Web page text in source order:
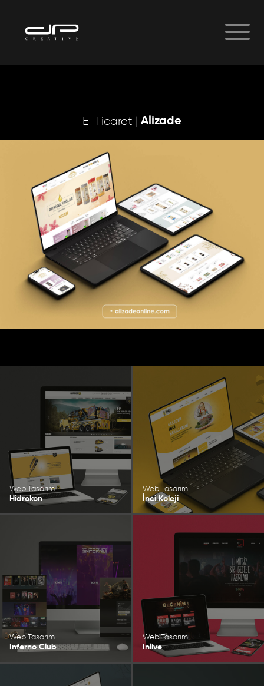
E-Ticaret | Alizade
Web Tasarım
Hidrokon
Web Tasarım
İnci Koleji
Web Tasarım
Inferno Club
Web Tasarım
Inlive